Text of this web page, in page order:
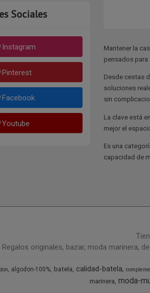
Sociales
Instagram
Pinterest
Facebook
Youtube
Mantener la
pensados para
Desde cestas
soluciones
sin
La clave está
mejor el
Es una
capacidad de
Regalos originales, bazar, moda marinera,
algodon-100% batela calidad-batela
marinera moda-